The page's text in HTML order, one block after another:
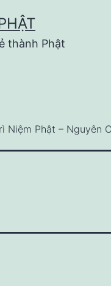
thành Phật
Niệm Phật – Nguyên